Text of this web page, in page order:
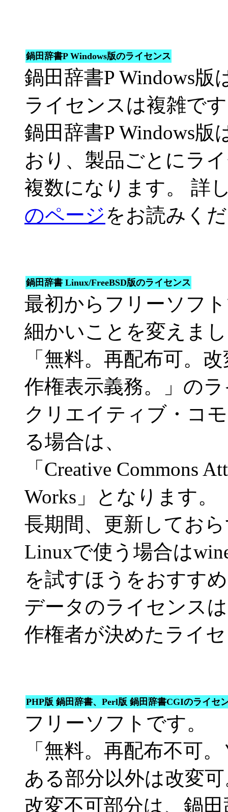
鍋田辞書P Windows版のライセンス
鍋田辞書P Windows版
ライセンスは複雑で
鍋田辞書P Windows
おり、製品ごとにラ
複数になります。 詳
のページをお読みく
鍋田辞書 Linux/FreeBSD版のライセンス
最初からフリーソフ
細かいことを変えま
「無料。再配布可。
作権表示義務。」の
クリエイティブ・コ
る場合は、
「Creative Commons
Works」となります。
長期間、更新してお
Linuxで使う場合は
を試すほうをおすす
データのライセンス
作権者が決めたライ
PHP版 鍋田辞書、Perl版 鍋田辞書CGIのライセ
フリーソフトです。
「無料。再配布不可
ある部分以外は改変
改変不可部分は、鍋